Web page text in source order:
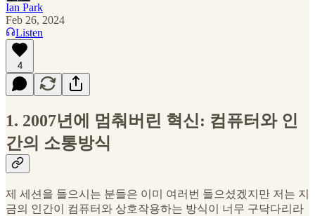
Ian Park
Feb 26, 2024
Listen
4
1. 2007년에 멈춰버린 혁신: 컴퓨터와 인
간의 소통방식
제 세션을 들으시는 분들은 이미 여러번 들으셨겠지만 저는 지
금의 인간이 컴퓨터와 상호작용하는 방식이 너무 구닥다리라